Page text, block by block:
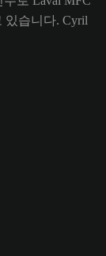
있습니다. Cyril